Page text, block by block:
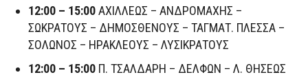
12:00 – 15:00ΑΧΙΛΛΕΩΣ – ΑΝΔΡΟΜΑΧΗΣ –
ΣΩΚΡΑΤΟΥΣ – ΔΗΜΟΣΘΕΝΟΥΣ – ΤΑΓΜΑΤ. ΠΛΕΣΣΑ –
ΣΟΛΩΝΟΣ – ΗΡΑΚΛΕΟΥΣ – ΛΥΣΙΚΡΑΤΟΥΣ
12:00 – 15:00 Π. ΤΣΑΛΔΑΡΗ – ΔΕΛΦΩΝ – Λ. ΘΗΣΕΩΣ